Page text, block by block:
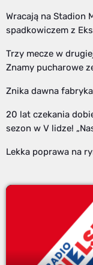
Wracają na Stadion
spadkowiczem z
Trzy mecze w
Znamy pucharowe
Znika dawna
20 lat czekania
sezon w V lidze!
Lekka poprawa na